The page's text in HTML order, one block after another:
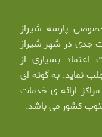
پارسه شیراز
صورت جدی در شهر شیراز
بسیاری از
نماید. به گونه ای
ارائه ی خدمات
کشور می باشد.